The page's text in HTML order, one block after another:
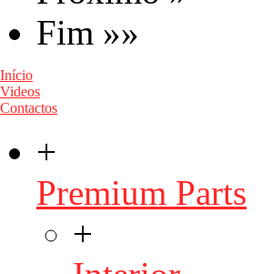
Fim »»
Início
Videos
Contactos
+
Premium Parts
+